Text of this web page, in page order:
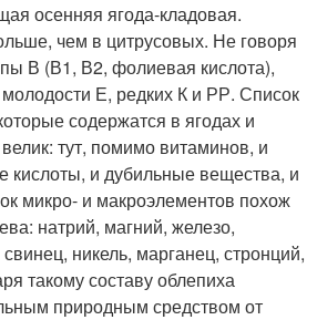
осенняя ягода-кладовая.
чем в цитрусовых. Не говоря
В (В1, В2, фолиевая кислота),
Е, редких К и РР. Список
содержатся в ягодах и
тут, помимо витаминов, и
кислоты, и дубильные вещества, и
микро- и макроэлементов похож
натрий, магний, железо,
никель, марганец, стронций,
такому составу облепиха
природным средством от